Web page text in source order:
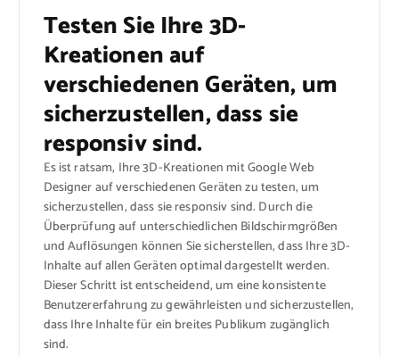
Testen Sie Ihre 3D-
Kreationen auf
verschiedenen Geräten, um
sicherzustellen, dass sie
responsiv sind.
Es ist ratsam, Ihre 3D-Kreationen mit Google Web
Designer auf verschiedenen Geräten zu testen, um
sicherzustellen, dass sie responsiv sind. Durch die
Überprüfung auf unterschiedlichen Bildschirmgrößen
und Auflösungen können Sie sicherstellen, dass Ihre 3D-
Inhalte auf allen Geräten optimal dargestellt werden.
Dieser Schritt ist entscheidend, um eine konsistente
Benutzererfahrung zu gewährleisten und sicherzustellen,
dass Ihre Inhalte für ein breites Publikum zugänglich
sind.